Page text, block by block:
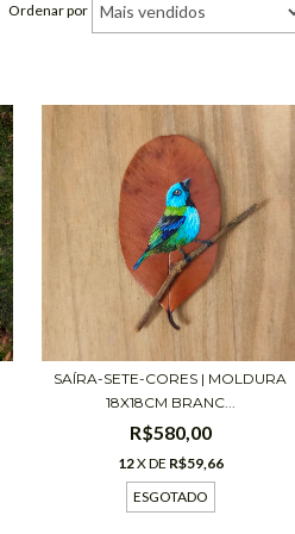
Ordenar por
SAÍRA-SETE-CORES | MOLDURA
18X18CM BRANC...
R$580,00
12X DE R$59,66
ESGOTADO